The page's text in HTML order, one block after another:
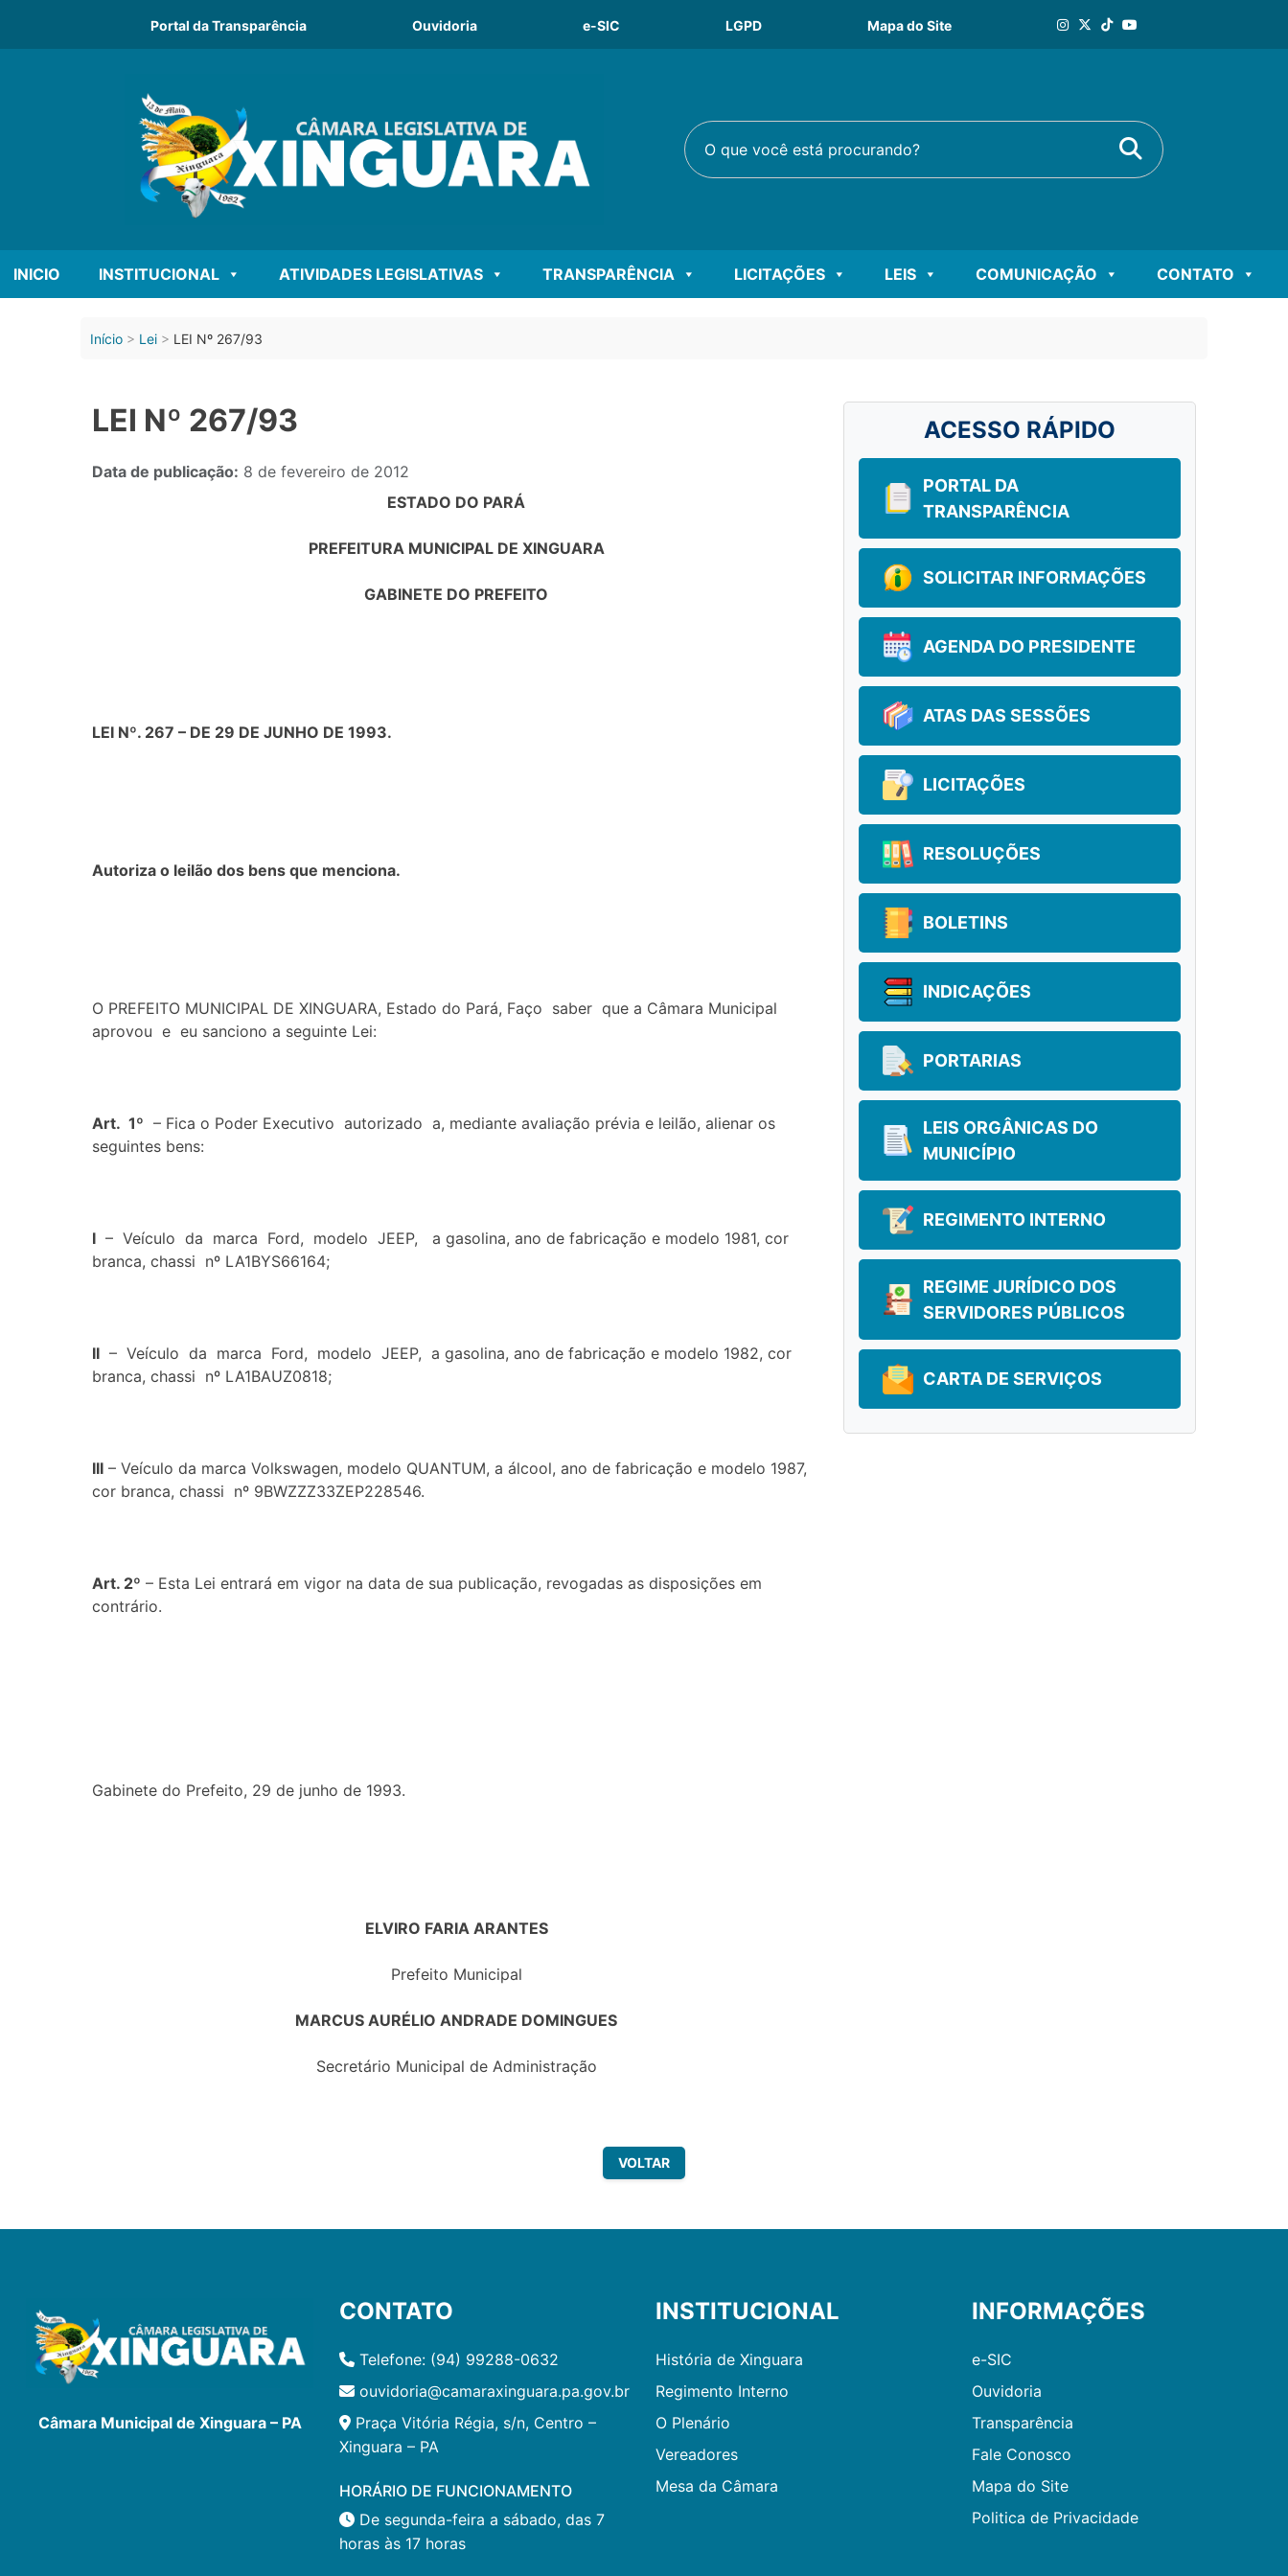
Portal da Transparência Ouvidoria e-SIC LGPD Mapa do Site
O que você está procurando? Buscar
INICIO INSTITUCIONAL ATIVIDADES LEGISLATIVAS TRANSPARÊNCIA LICITAÇÕES LEIS COMUNICAÇÃO CONTATO
Início Lei LEI Nº 267/93
LEI Nº 267/93
Data de publicação: 8 de fevereiro de 2012
ESTADO DO PARÁ
PREFEITURA MUNICIPAL DE XINGUARA
GABINETE DO PREFEITO
LEI Nº. 267 – DE 29 DE JUNHO DE 1993.
Autoriza o leilão dos bens que menciona.
O PREFEITO MUNICIPAL DE XINGUARA, Estado do Pará, Faço saber que a Câmara Municipal
aprovou e eu sanciono a seguinte Lei:
Art. 1º – Fica o Poder Executivo autorizado a, mediante avaliação prévia e leilão, alienar os
seguintes bens:
I – Veículo da marca Ford, modelo JEEP, a gasolina, ano de fabricação e modelo 1981, cor
branca, chassi nº LA1BYS66164;
II – Veículo da marca Ford, modelo JEEP, a gasolina, ano de fabricação e modelo 1982, cor
branca, chassi nº LA1BAUZ0818;
III – Veículo da marca Volkswagen, modelo QUANTUM, a álcool, ano de fabricação e modelo 1987,
cor branca, chassi nº 9BWZZZ33ZEP228546.
Art. 2º – Esta Lei entrará em vigor na data de sua publicação, revogadas as disposições em
contrário.
Gabinete do Prefeito, 29 de junho de 1993.
ELVIRO FARIA ARANTES
Prefeito Municipal
MARCUS AURÉLIO ANDRADE DOMINGUES
Secretário Municipal de Administração
ACESSO RÁPIDO
PORTAL DA
TRANSPARÊNCIA
SOLICITAR INFORMAÇÕES
AGENDA DO PRESIDENTE
ATAS DAS SESSÕES
LICITAÇÕES
RESOLUÇÕES
BOLETINS
INDICAÇÕES
PORTARIAS
LEIS ORGÂNICAS DO
MUNICÍPIO
REGIMENTO INTERNO
REGIME JURÍDICO DOS
SERVIDORES PÚBLICOS
CARTA DE SERVIÇOS
VOLTAR
Câmara Municipal de Xinguara – PA
CONTATO
Telefone: (94) 99288-0632
ouvidoria@camaraxinguara.pa.gov.br
Praça Vitória Régia, s/n, Centro –
Xinguara – PA
HORÁRIO DE FUNCIONAMENTO
De segunda-feira a sábado, das 7
horas às 17 horas
INSTITUCIONAL
História de Xinguara
Regimento Interno
O Plenário
Vereadores
Mesa da Câmara
INFORMAÇÕES
e-SIC
Ouvidoria
Transparência
Fale Conosco
Mapa do Site
Politica de Privacidade